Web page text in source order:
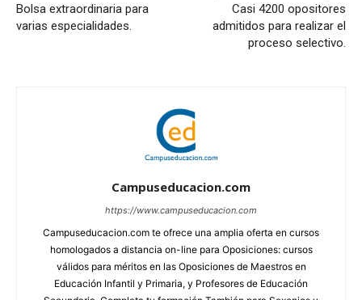
Bolsa extraordinaria para
varias especialidades.
Casi 4200 opositores
admitidos para realizar el
proceso selectivo.
Campuseducacion.com
https://www.campuseducacion.com
Campuseducacion.com te ofrece una amplia oferta en cursos
homologados a distancia on-line para Oposiciones: cursos
válidos para méritos en las Oposiciones de Maestros en
Educación Infantil y Primaria, y Profesores de Educación